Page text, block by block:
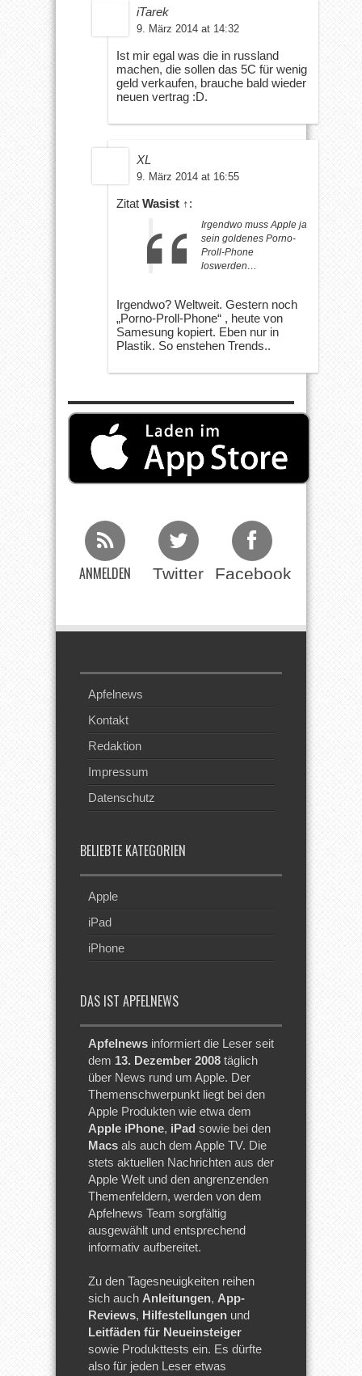
iTarek
9. März 2014 at 14:32
Ist mir egal was die in russland
machen, die sollen das 5C für wenig
geld verkaufen, brauche bald wieder
neuen vertrag :D.
XL
9. März 2014 at 16:55
Zitat Wasist ↑:
Irgendwo muss Apple ja
sein goldenes Porno-
Proll-Phone
loswerden…
Irgendwo? Weltweit. Gestern noch
„Porno-Proll-Phone“ , heute von
Samesung kopiert. Eben nur in
Plastik. So enstehen Trends..
ANMELDEN Twitter Facebook
Apfelnews
Kontakt
Redaktion
Impressum
Datenschutz
BELIEBTE KATEGORIEN
Apple
iPad
iPhone
DAS IST APFELNEWS
Apfelnews informiert die Leser seit
dem 13. Dezember 2008 täglich
über News rund um Apple. Der
Themenschwerpunkt liegt bei den
Apple Produkten wie etwa dem
Apple iPhone, iPad sowie bei den
Macs als auch dem Apple TV. Die
stets aktuellen Nachrichten aus der
Apple Welt und den angrenzenden
Themenfeldern, werden von dem
Apfelnews Team sorgfältig
ausgewählt und entsprechend
informativ aufbereitet.
Zu den Tagesneuigkeiten reihen
sich auch Anleitungen, App-
Reviews, Hilfestellungen und
Leitfäden für Neueinsteiger
sowie Produkttests ein. Es dürfte
also für jeden Leser etwas